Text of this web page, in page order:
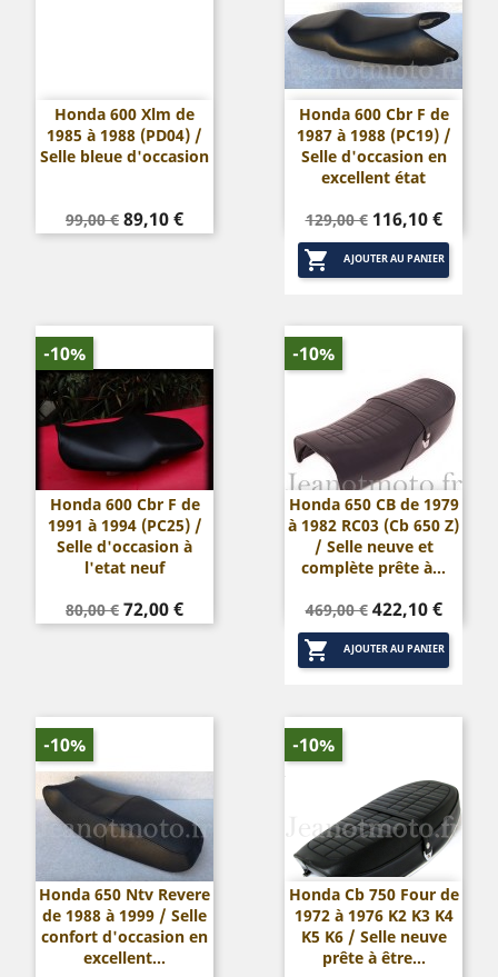
Honda 600 Xlm de
1985 à 1988 (PD04) /
Selle bleue d'occasion
Prix
de
99,00 € Prix
89,10 €
Honda 600 Cbr F de
1987 à 1988 (PC19) /
Selle d'occasion en
excellent état
Prix
de
base
129,00 € Prix
116,10 €
 AJOUTER AU PANIER
Honda 600 Cbr F de
1991 à 1994 (PC25) /
Selle d'occasion à
l'etat neuf
Prix
de
80,00 € Prix
72,00 €
-10%
Honda 650 CB de 1979
à 1982 RC03 (Cb 650 Z)
/ Selle neuve et
complète prête à...
Prix
de
base
469,00 € Prix
422,10 €
 AJOUTER AU PANIER
-10%
Honda 650 Ntv Revere
de 1988 à 1999 / Selle
confort d'occasion en
excellent...
-10%
Honda Cb 750 Four de
1972 à 1976 K2 K3 K4
K5 K6 / Selle neuve
prête à être...
-10%